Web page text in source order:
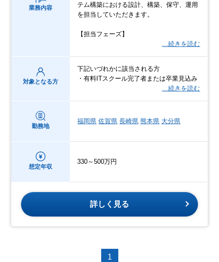
業務内容
テム構築における設計、構築、保守、運用
を担当していただきます。
【担当フェーズ】
…続きを読む
対象となる方
下記いづれかに該当される方
・有料ITスクール完了者または卒業見込み
…続きを読む
勤務地
福岡県 佐賀県 長崎県 熊本県 大分県
想定年収
330～500万円
詳しく見る
1